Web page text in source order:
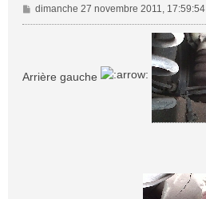
M
e
g
dimanche 27 novembre 2011, 17:59:54
Arrière gauche